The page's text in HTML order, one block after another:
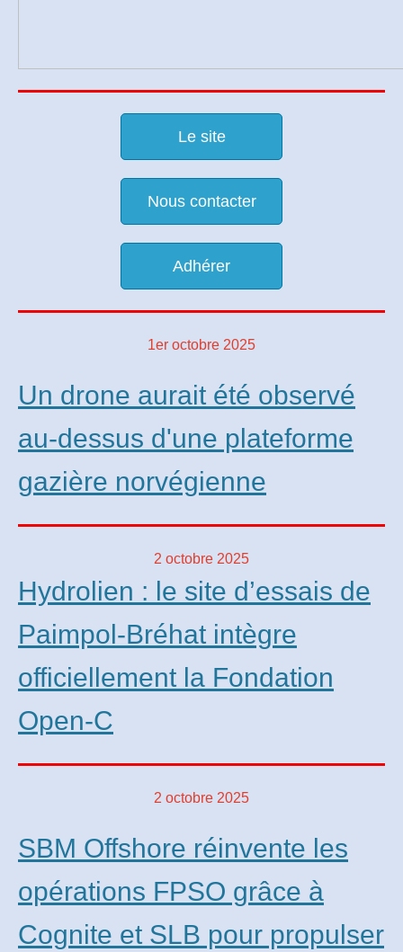
Le site
Nous contacter
Adhérer
1er octobre 2025
Un drone aurait été observé
au-dessus d'une plateforme
gazière norvégienne
2 octobre 2025
Hydrolien : le site d’essais de
Paimpol-Bréhat intègre
officiellement la Fondation
Open-C
2 octobre 2025
SBM Offshore réinvente les
opérations FPSO grâce à
Cognite et SLB pour propulser